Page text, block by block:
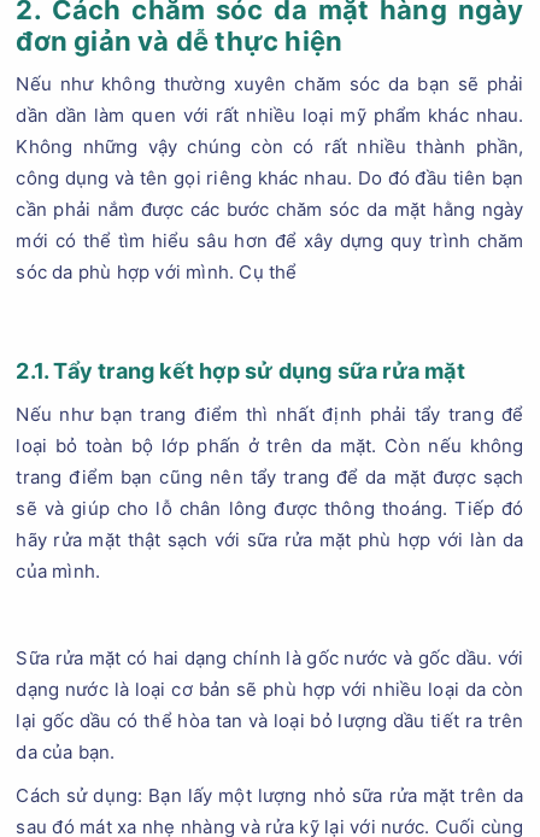
2. Cách chăm sóc da mặt hàng ngày
đơn giản và dễ thực hiện
Nếu như không thường xuyên chăm sóc da bạn sẽ phải
dần dần làm quen với rất nhiều loại mỹ phẩm khác nhau.
Không những vậy chúng còn có rất nhiều thành phần,
công dụng và tên gọi riêng khác nhau. Do đó đầu tiên bạn
cần phải nắm được các bước chăm sóc da mặt hằng ngày
mới có thể tìm hiểu sâu hơn để xây dựng quy trình chăm
sóc da phù hợp với mình. Cụ thể
2.1. Tẩy trang kết hợp sử dụng sữa rửa mặt
Nếu như bạn trang điểm thì nhất định phải tẩy trang để
loại bỏ toàn bộ lớp phấn ở trên da mặt. Còn nếu không
trang điểm bạn cũng nên tẩy trang để da mặt được sạch
sẽ và giúp cho lỗ chân lông được thông thoáng. Tiếp đó
hãy rửa mặt thật sạch với sữa rửa mặt phù hợp với làn da
của mình.
Sữa rửa mặt có hai dạng chính là gốc nước và gốc dầu. với
dạng nước là loại cơ bản sẽ phù hợp với nhiều loại da còn
lại gốc dầu có thể hòa tan và loại bỏ lượng dầu tiết ra trên
da của bạn.
Cách sử dụng: Bạn lấy một lượng nhỏ sữa rửa mặt trên da
sau đó mát xa nhẹ nhàng và rửa kỹ lại với nước. Cuối cùng